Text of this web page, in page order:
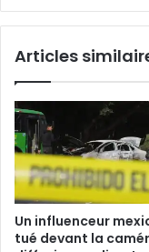
de
Articles
Un influenceur
tué devant la